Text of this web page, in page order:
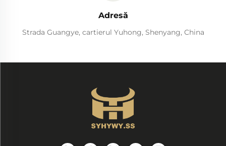
Adresă
Strada Guangye, cartierul Yuhong, Shenyang, China